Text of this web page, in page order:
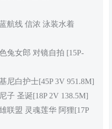
航线 信浓 泳装水着
兔女郎 对镜自拍 [15P-
尼白护士[45P 3V 951.8M]
子 圣诞[18P 2V 138.5M]
联盟 灵魂莲华 阿狸[17P